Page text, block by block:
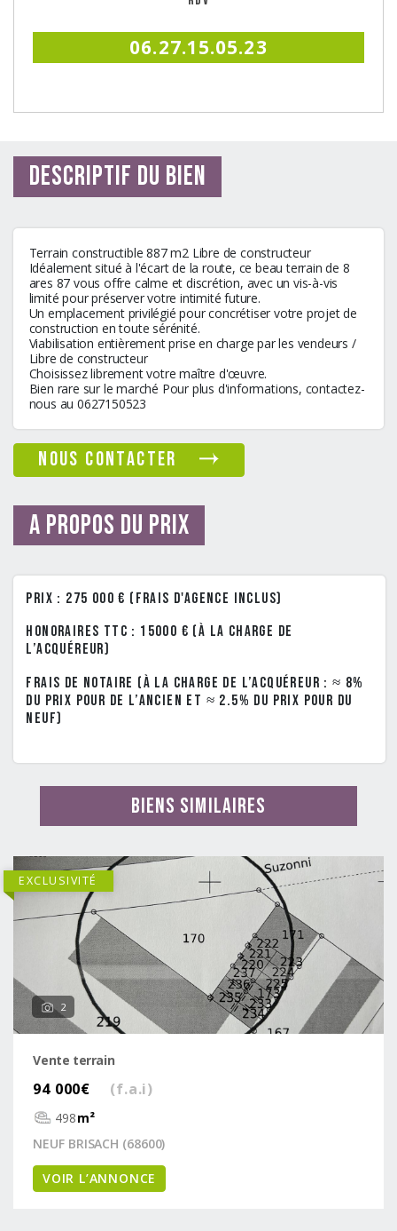
06.27.15.05.23
Descriptif du bien
Terrain constructible 887 m2 Libre de constructeur
Idéalement situé à l'écart de la route, ce beau terrain de 8
ares 87 vous offre calme et discrétion, avec un vis-à-vis
limité pour préserver votre intimité future.
Un emplacement privilégié pour concrétiser votre projet de
construction en toute sérénité.
Viabilisation entièrement prise en charge par les vendeurs /
Libre de constructeur
Choisissez librement votre maître d'œuvre.
Bien rare sur le marché Pour plus d'informations, contactez-
nous au 0627150523
nous contacter
A propos du prix
Prix : 275 000 € (frais d'agence inclus)
Honoraires TTC : 15000 € (à la charge de
l’acquéreur)
Frais de notaire (à la charge de l’acquéreur : ≈ 8%
du prix pour de l’ancien et ≈ 2.5% du prix pour du
neuf)
Biens similaires
EXCLUSIVITÉ
2
Vente terrain
94 000€ (f.a.i)
498m²
NEUF BRISACH (68600)
VOIR L’ANNONCE